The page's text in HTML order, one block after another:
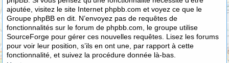
ajoutée, visitez le site Internet phpbb.com et voyez ce que le
Groupe phpBB en dit. N’envoyez pas de requêtes de
fonctionnalités sur le forum de phpbb.com, le groupe utilise
SourceForge pour gérer ces nouvelles requêtes. Lisez les forums
pour voir leur position, s’ils en ont une, par rapport à cette
fonctionnalité, et suivez la procédure donnée là-bas.